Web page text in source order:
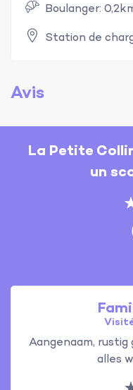
Boulanger:
Station de
Avis
La Petite
un
Aangenaam,
alles